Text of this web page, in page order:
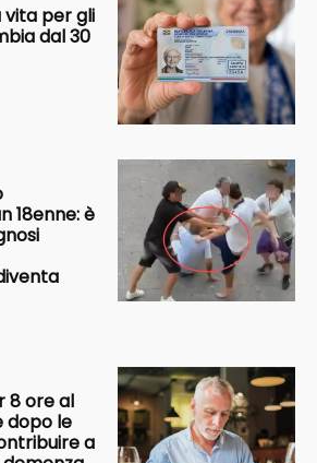
vita per gli
dal 30
18enne: è
8 ore al
dopo le
a